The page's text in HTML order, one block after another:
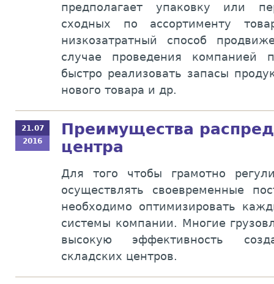
предполагает упаковку или
сходных по ассортименту
низкозатратный способ
случае проведения компанией
быстро реализовать запасы
нового товара и др.
21.07
2016
Преимущества
центра
Для того чтобы грамотно
осуществлять своевременные
необходимо оптимизировать
системы компании. Многие
высокую эффективность
складских центров.